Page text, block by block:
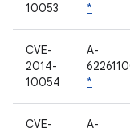
10053
*
CVE-
2014-
10054
A-
*
CVE-
A-